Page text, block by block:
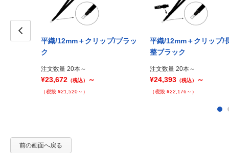
平織/12mm＋クリップ/ブラッ
ク
注文数量 20本～
¥23,672 （税込） ～
（税抜 ¥21,520～）
平織/12mm＋クリップ/
整ブラック
注文数量 20本～
¥24,393 （税込） ～
（税抜 ¥22,176～）
前の画面へ戻る